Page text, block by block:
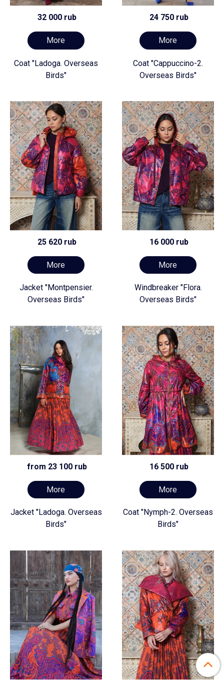
32 000 rub
More
Coat "Ladoga. Overseas
Birds"
24 750 rub
More
Coat "Cappuccino-2.
Overseas Birds"
25 620 rub
More
Jacket "Montpensier.
Overseas Birds"
16 000 rub
More
Windbreaker "Flora.
Overseas Birds"
from 23 100 rub
More
Jacket "Ladoga. Overseas
Birds"
16 500 rub
More
Coat "Nymph-2. Overseas
Birds"